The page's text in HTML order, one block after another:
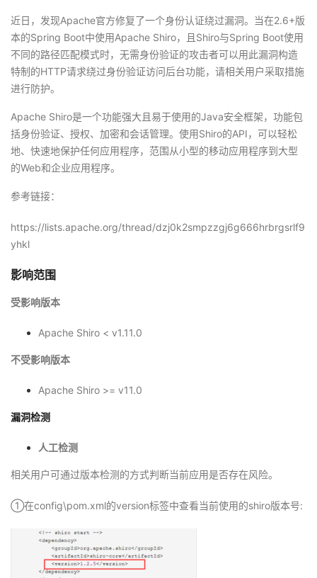
近日，发现Apache官方修复了一个身份认证绕过漏洞。当在2.6+版
本的Spring Boot中使用Apache Shiro，且Shiro与Spring Boot使用
不同的路径匹配模式时，无需身份验证的攻击者可以用此漏洞构造
特制的HTTP请求绕过身份验证访问后台功能，请相关用户采取措施
进行防护。
Apache Shiro是一个功能强大且易于使用的Java安全框架，功能包
括身份验证、授权、加密和会话管理。使用Shiro的API，可以轻松
地、快速地保护任何应用程序，范围从小型的移动应用程序到大型
的Web和企业应用程序。
参考链接：
https://lists.apache.org/thread/dzj0k2smpzzgj6g666hrbrgsrlf9
yhkl
影响范围
受影响版本
Apache Shiro < v1.11.0
不受影响版本
Apache Shiro >= v11.0
漏洞检测
人工检测
相关用户可通过版本检测的方式判断当前应用是否存在风险。
①在config\pom.xml的version标签中查看当前使用的shiro版本号: